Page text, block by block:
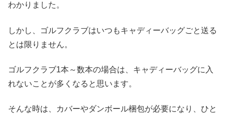
わかりました。
しかし、ゴルフクラブはいつもキャディーバッグごと送る
とは限りません。
ゴルフクラブ1本～数本の場合は、キャディーバッグに入
れないことが多くなると思います。
そんな時は、カバーやダンボール梱包が必要になり、ひと